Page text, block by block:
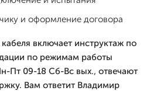
и оформление договора
включает инструктаж по
по режимам работы
Пт 09-18 Сб-Вс вых., отвечают
Вам ответит Владимир